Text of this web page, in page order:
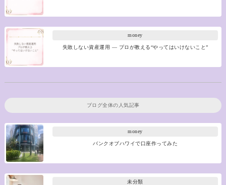
money
失敗しない資産運用 ― プロが教える“やってはいけないこと”
ブログ全体の人気記事
money
バンクオブハワイで口座作ってみた
未分類